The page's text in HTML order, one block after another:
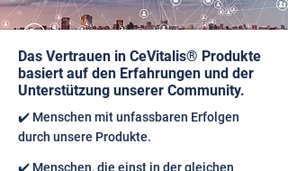
Das Vertrauen in CeVitalis® Produkte
basiert auf den Erfahrungen und der
Unterstützung unserer Community.
✔️ Menschen mit unfassbaren Erfolgen
durch unsere Produkte.
✔️ Menschen, die einst in der gleichen